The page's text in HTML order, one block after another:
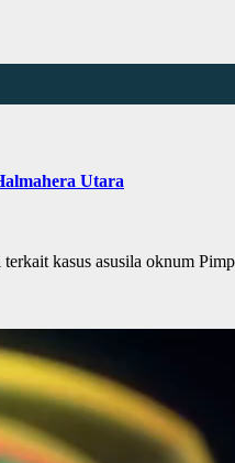
Utara
kasus asusila oknum